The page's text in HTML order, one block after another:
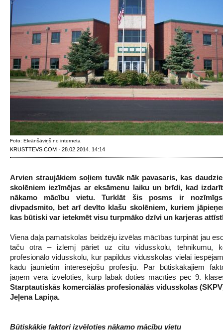
Foto: Ekrānšāviņš no interneta
KRUSTTEVS.COM · 28.02.2014. 14:14
Arvien straujākiem soļiem tuvāk nāk pavasaris, kas
skolēniem iezīmējas ar eksāmenu laiku un brīdi, kad
nākamo mācību vietu. Turklāt šis posms ir
divpadsmito, bet arī devīto klašu skolēniem, kuriem
kas būtiski var ietekmēt visu turpmāko dzīvi un karjeras
Viena daļa pamatskolas beidzēju izvēlas mācības turpināt jau
taču otra – izlemj pāriet uz citu vidusskolu, tehnikumu,
profesionālo vidusskolu, kur papildus vidusskolas vielai
kādu jaunietim interesējošu profesiju.
Par būtiskākajiem
jāņem vērā izvēloties, kurp labāk doties mācīties pēc 9.
Starptautiskās komerciālās profesionālās vidusskolas
Jeļena Lapiņa.
Būtiskākie faktori izvēloties nākamo mācību vietu